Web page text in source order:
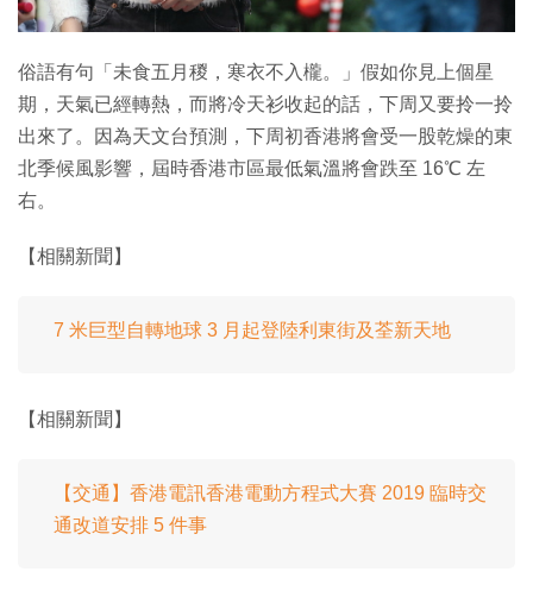
俗語有句「未食五月稯，寒衣不入櫳。」假如你見上個星
期，天氣已經轉熱，而將冷天衫收起的話，下周又要拎一拎
出來了。因為天文台預測，下周初香港將會受一股乾燥的東
北季候風影響，屆時香港市區最低氣溫將會跌至 16℃ 左
右。
【相關新聞】
7 米巨型自轉地球 3 月起登陸利東街及荃新天地
【相關新聞】
【交通】香港電訊香港電動方程式大賽 2019 臨時交
通改道安排 5 件事